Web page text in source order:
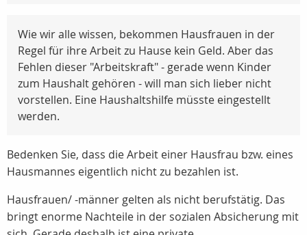
Wie wir alle wissen, bekommen Hausfrauen in der
Regel für ihre Arbeit zu Hause kein Geld. Aber das
Fehlen dieser "Arbeitskraft" - gerade wenn Kinder
zum Haushalt gehören - will man sich lieber nicht
vorstellen. Eine Haushaltshilfe müsste eingestellt
werden.
Bedenken Sie, dass die Arbeit einer Hausfrau bzw. eines
Hausmannes eigentlich nicht zu bezahlen ist.
Hausfrauen/ -männer gelten als nicht berufstätig. Das
bringt enorme Nachteile in der sozialen Absicherung mit